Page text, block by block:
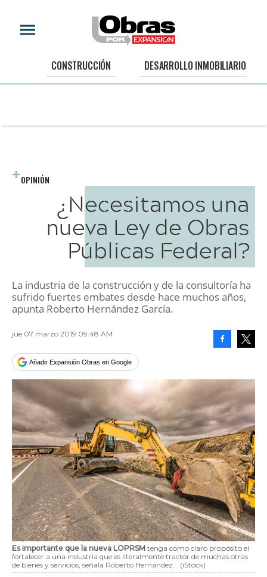
CONSTRUCCIÓN DESARROLLO INMOBILIARIO
OPINIÓN
¿Necesitamos una
nueva Ley de Obras
Públicas Federal?
La industria de la construcción y de la consultoría ha
sufrido fuertes embates desde hace muchos años,
apunta Roberto Hernández García.
jue 07 marzo 2019 09:48 AM
Añadir Expansión Obras en Google
Es importante que la nueva LOPRSM tenga como claro propósito el
fortalecer a una industria que es literalmente tractor de muchas otras
de bienes y servicios, señala Roberto Hernández.
(iStock)